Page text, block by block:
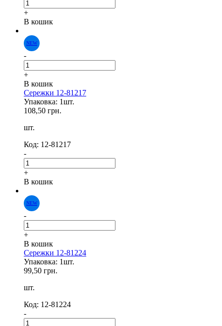
NEW
+
В кошик
-
+
В кошик
Сережки 12-81217
Упаковка: 1шт.
108,50 грн.
шт.
Код: 12-81217
-
+
В кошик
-
+
В кошик
Сережки 12-81224
Упаковка: 1шт.
99,50 грн.
шт.
Код: 12-81224
-